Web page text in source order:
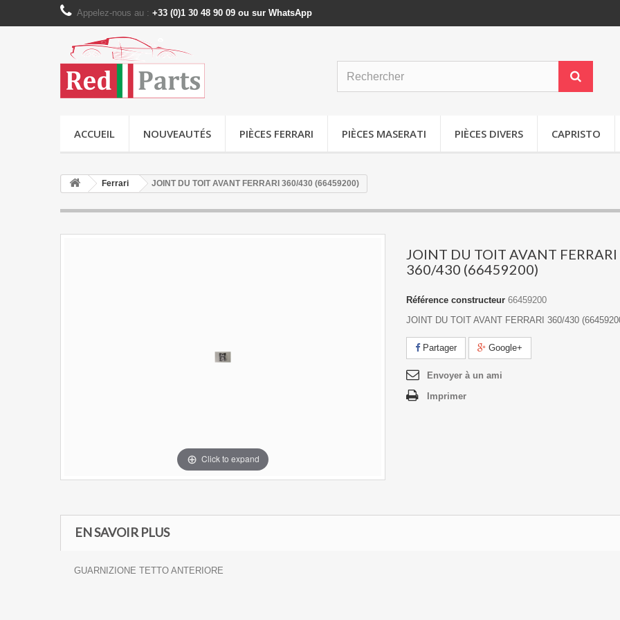
Appelez-nous au : +33 (0)1 30 48 90 09 ou sur WhatsApp
ACCUEIL NOUVEAUTÉS PIÈCES FERRARI PIÈCES MASERATI PIÈCES DIVERS CAPRISTO
Ferrari JOINT DU TOIT AVANT FERRARI 360/430 (66459200)
Click to expand
JOINT DU TOIT AVANT FERRARI
360/430 (66459200)
Référence constructeur 66459200
JOINT DU TOIT AVANT FERRARI 360/430
Partager Google+
Envoyer à un ami
Imprimer
EN SAVOIR PLUS
GUARNIZIONE TETTO ANTERIORE